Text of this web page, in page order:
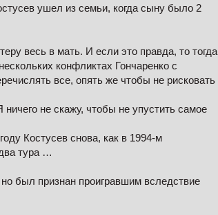
ушел из семьи, когда сыну было 2
весь в мать. И если это правда, то тогда
конфликтах Гончаренко с
все, опять же чтобы не рисковать
не скажу, чтобы не упустить самое
Костусев снова, как в 1994-м
тура …
был признан проигравшим вследствие